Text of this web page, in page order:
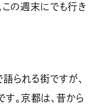
の週末にでも行き
られる街ですが、
。京都は、昔から